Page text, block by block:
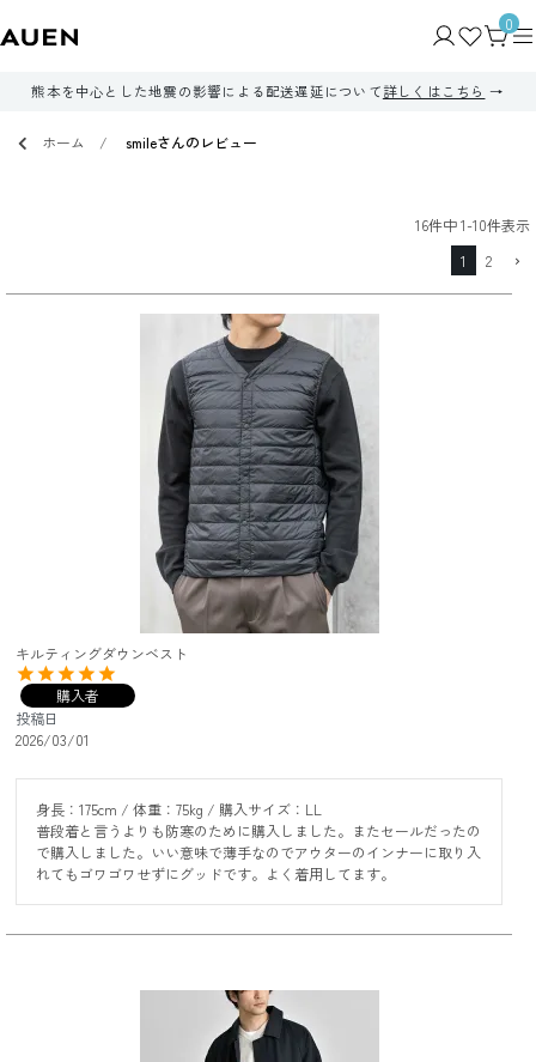
0
熊本を中心とした地震の影響による配送遅延について詳しくはこちら
ホーム smileさんのレビュー
16件中1-10件表示
1
2
キルティングダウンベスト
購入者
投稿日
2026/03/01
身長：175cm / 体重：75kg / 購入サイズ：LL
普段着と言うよりも防寒のために購入しました。またセールだったの
で購入しました。いい意味で薄手なのでアウターのインナーに取り入
れてもゴワゴワせずにグッドです。よく着用してます。